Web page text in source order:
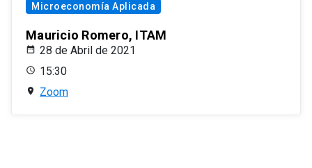
Microeconomía Aplicada
Mauricio Romero, ITAM
28 de Abril de 2021
15:30
Zoom